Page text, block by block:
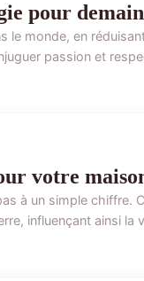
pour
le monde, en
passion et
votre
à un simple chiffre.
influençant ainsi la